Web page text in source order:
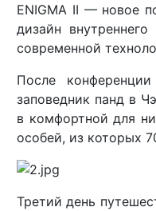
ENIGMA II — новое
дизайн
современной
После
заповедник панд в
в комфортной для
особей, из которых
Третий день